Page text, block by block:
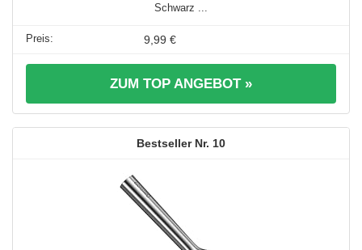
Schwarz ...
9,99 €
ZUM TOP ANGEBOT »
10